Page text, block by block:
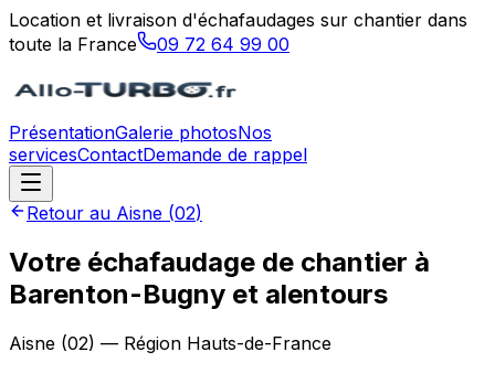
Location et livraison d'échafaudages sur chantier dans
toute la France
09 72 64 99 00
PrésentationGalerie photosNos
servicesContactDemande de rappel
Retour au Aisne (02)
Votre échafaudage de chantier à
Barenton-Bugny et alentours
Aisne (02) — Région Hauts-de-France